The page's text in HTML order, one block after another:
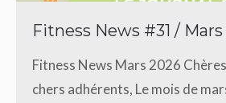
Fitness News #31 /
Fitness News Mars 2026
chers adhérents, Le mois de